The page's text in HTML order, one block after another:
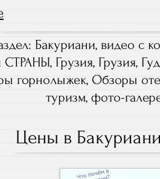
Бакуриани, видео с
СТРАНЫ, Грузия, Грузия,
горнолыжек,Обзоры
туризм,фото-
Цены в